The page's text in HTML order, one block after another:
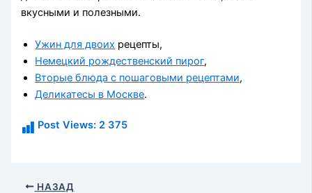
вкусными и полезными.
Ужин для двоих рецепты,
Немецкий рождественский пирог,
Вторые блюда с пошаговыми рецептами,
Деликатесы в Москве.
Post Views: 2 375
НАЗАД